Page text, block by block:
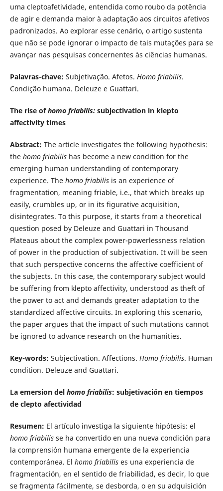
uma cleptoafetividade, entendida como roubo da potência
de agir e demanda maior à adaptação aos circuitos afetivos
padronizados. Ao explorar esse cenário, o artigo sustenta
que não se pode ignorar o impacto de tais mutações para se
avançar nas pesquisas concernentes às ciências humanas.
Palavras-chave: Subjetivação. Afetos. Homo friabilis.
Condição humana. Deleuze e Guattari.
The rise ofhomo friabilis: subjectivation in klepto
affectivity times
Abstract: The article investigates the following hypothesis:
the homo friabilishas become a new condition for the
emerging human understanding of contemporary
experience. The homo friabilisis an experience of
fragmentation, meaning friable, i.e., that which breaks up
easily, crumbles up, or in its figurative acquisition,
disintegrates. To this purpose, it starts from a theoretical
question posed by Deleuze and Guattari in Thousand
Plateaus about the complex power-powerlessness relation
of power in the production of subjectivation. It will be seen
that such perspective concerns the affective coefficient of
the subjects. In this case, the contemporary subject would
be suffering from klepto affectivity, understood as theft of
the power to act and demands greater adaptation to the
standardized affective circuits. In exploring this scenario,
the paper argues that the impact of such mutations cannot
be ignored to advance research on the humanities.
Key-words: Subjectivation. Affections. Homo friabilis. Human
condition. Deleuze and Guattari.
La emersion del homo friabilis: subjetivación en tiempos
de clepto afectividad
Resumen: El artículo investiga la siguiente hipótesis: el
homo friabilisse ha convertido en una nueva condición para
la comprensión humana emergente de la experiencia
contemporánea. El homo friabilises una experiencia de
fragmentación, en el sentido de friabilidad, es decir, lo que
se fragmenta fácilmente, se desborda, o en su adquisición